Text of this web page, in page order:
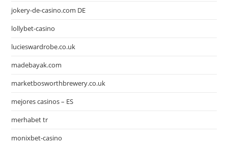
jokery-de-casino.com DE
lollybet-casino
lucieswardrobe.co.uk
madebayak.com
marketbosworthbrewery.co.uk
mejores casinos – ES
merhabet tr
monixbet-casino